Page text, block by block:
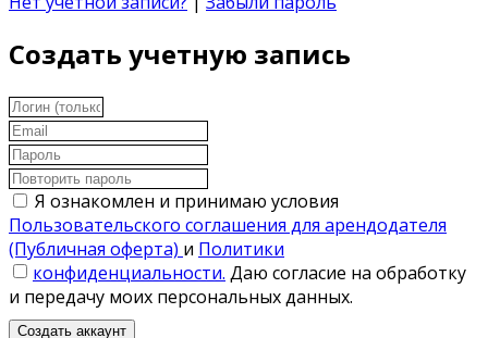
Создать учетную запись
Я ознакомлен и принимаю условия
Пользовательского соглашения для арендодателя
(Публичная оферта) и Политики
конфиденциальности. Даю согласие на обработку
и передачу моих персональных данных.
Создать аккаунт